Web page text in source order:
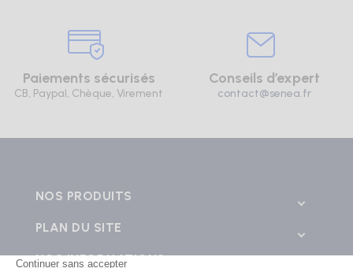
Paiements sécurisés
CB, Paypal, Chèque, Virement
Conseils d’expert
contact@senea.fr
NOS PRODUITS
PLAN DU SITE
NOS INFORMATIONS